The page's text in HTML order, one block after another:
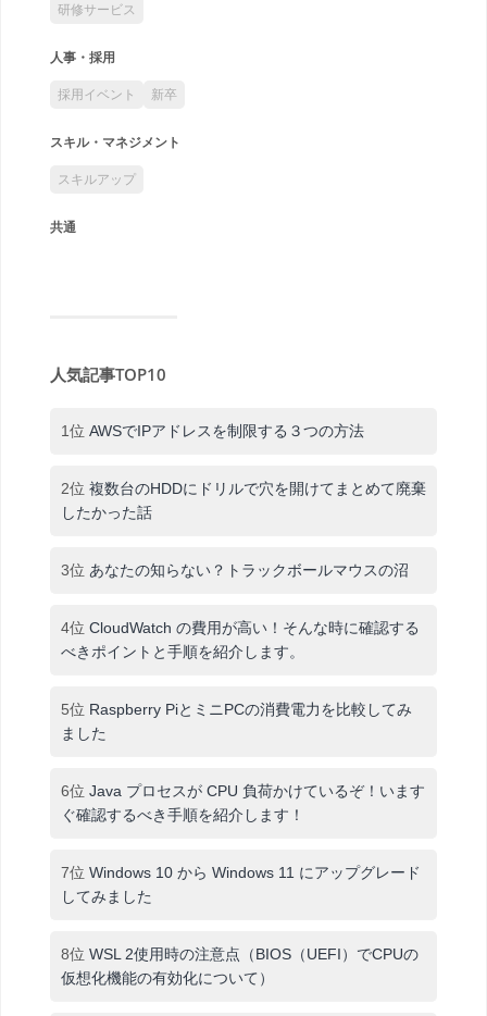
研修サービス
人事・採用
採用イベント 新卒
スキル・マネジメント
スキルアップ
共通
人気記事TOP10
1位 AWSでIPアドレスを制限する３つの方法
2位 複数台のHDDにドリルで穴を開けてまとめて廃棄
したかった話
3位 あなたの知らない？トラックボールマウスの沼
4位 CloudWatch の費用が高い！そんな時に確認する
べきポイントと手順を紹介します。
5位 Raspberry PiとミニPCの消費電力を比較してみ
ました
6位 Java プロセスが CPU 負荷かけているぞ！います
ぐ確認するべき手順を紹介します！
7位 Windows 10 から Windows 11 にアップグレード
してみました
8位 WSL 2使用時の注意点（BIOS（UEFI）でCPUの
仮想化機能の有効化について）